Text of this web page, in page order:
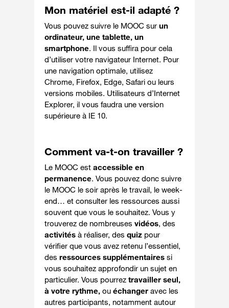
Mon matériel est-il adapté ?
Vous pouvez suivre le MOOC surun
ordinateur, une tablette, un
smartphone. Il vous suffira pour cela
d’utiliser votre navigateur Internet. Pour
une navigation optimale, utilisez
Chrome, Firefox, Edge, Safari ou leurs
versions mobiles. Utilisateurs d’Internet
Explorer, il vous faudra une version
supérieure à IE 10.
Comment va-t-on travailler ?
Le MOOC estaccessible en
permanence. Vous pouvez donc suivre
le MOOC le soir après le travail, le week-
end… et consulter les ressources aussi
souvent que vous le souhaitez. Vous y
trouverez de nombreusesvidéos, des
activités à réaliser, desquiz pour
vérifier que vous avez retenu l’essentiel,
desressources supplémentaires si
vous souhaitez approfondir un sujet en
particulier. Vous pourreztravailler seul,
à votre rythme,ouéchangeravec les
autres participants, notamment autour